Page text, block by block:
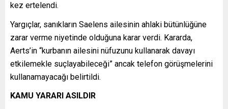
kez ertelendi.
Yargıçlar, sanıkların Saelens ailesinin ahlaki bütünlüğüne
zarar verme niyetinde olduğuna karar verdi. Kararda,
Aerts’in “kurbanın ailesini nüfuzunu kullanarak davayı
etkilemekle suçlayabileceği” ancak telefon görüşmelerini
kullanamayacağı belirtildi.
KAMU YARARI ASILDIR